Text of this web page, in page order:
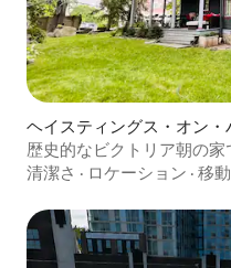
ヘイスティングス・オン
歴史的なビクトリア朝の
清潔さ · ロケーション · 移